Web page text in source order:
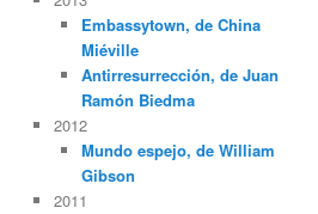
Embassytown, de China
Miéville
Antirresurrección, de Juan
Ramón Biedma
2012
Mundo espejo, de William
Gibson
2011